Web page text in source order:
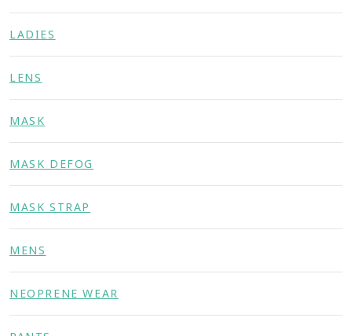
LADIES
LENS
MASK
MASK DEFOG
MASK STRAP
MENS
NEOPRENE WEAR